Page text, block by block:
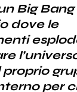
Big Bang
dove le
proprio
per